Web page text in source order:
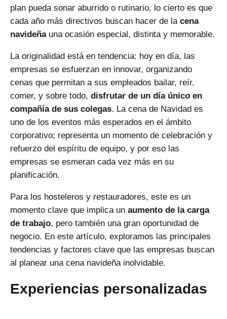
plan pueda sonar aburrido o rutinario, lo cierto es que
cada año más directivos buscan hacer de la cena
navideña una ocasión especial, distinta y memorable.
La originalidad está en tendencia: hoy en día, las
empresas se esfuerzan en innovar, organizando
cenas que permitan a sus empleados bailar, reír,
comer, y sobre todo, disfrutar de un día único en
compañía de sus colegas. La cena de Navidad es
uno de los eventos más esperados en el ámbito
corporativo; representa un momento de celebración y
refuerzo del espíritu de equipo, y por eso las
empresas se esmeran cada vez más en su
planificación.
Para los hosteleros y restauradores, este es un
momento clave que implica un aumento de la carga
de trabajo, pero también una gran oportunidad de
negocio. En este artículo, exploramos las principales
tendencias y factores clave que las empresas buscan
al planear una cena navideña inolvidable.
Experiencias personalizadas